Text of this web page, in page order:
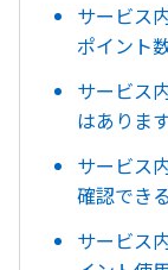
サービス
ポイント
サービス
はありま
サービス
確認でき
サービス